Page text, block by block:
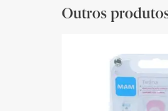
Outros